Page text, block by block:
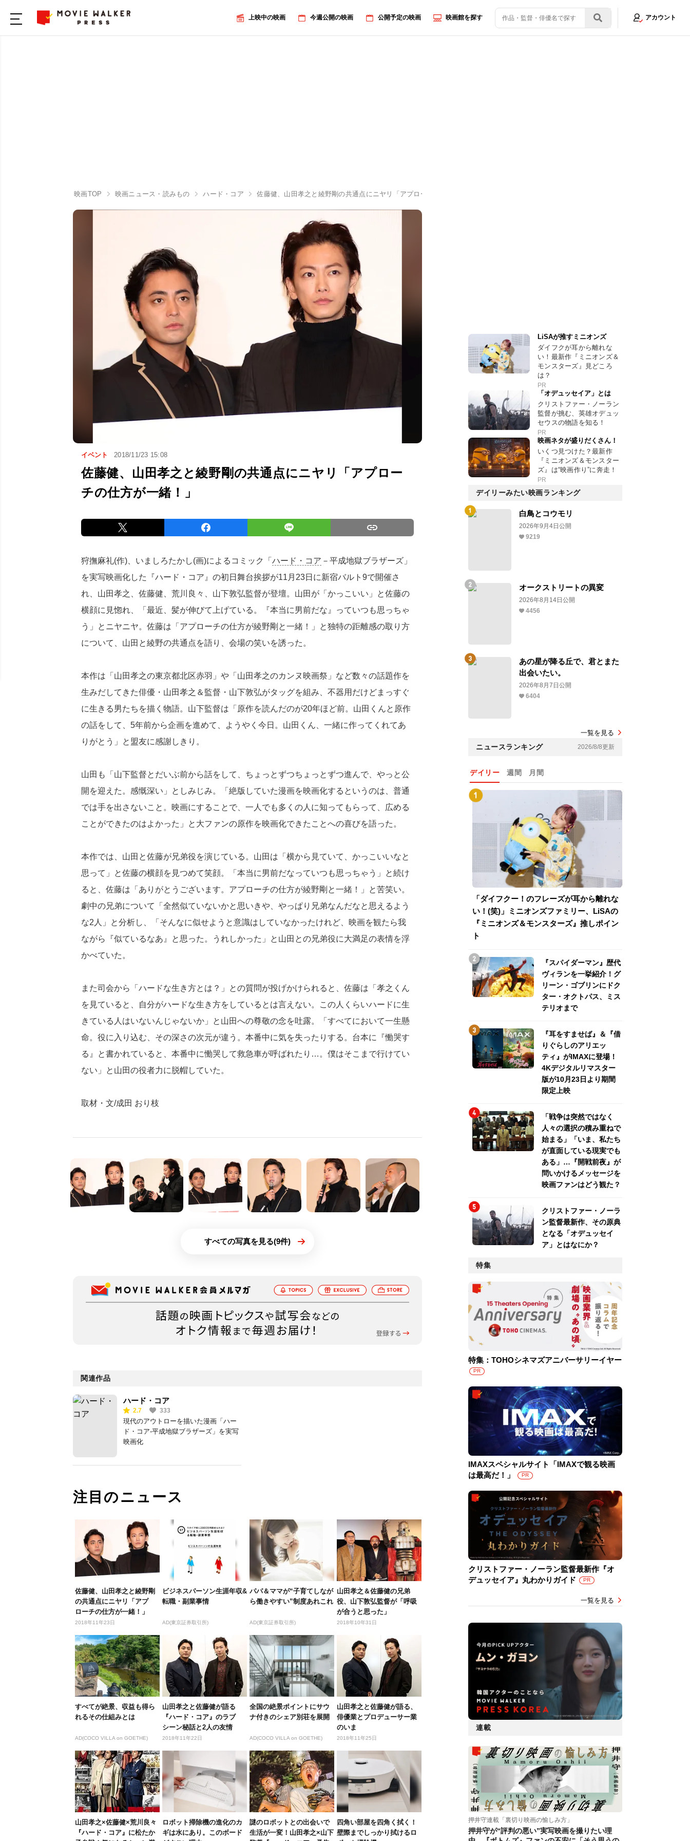
上映中の映画 今週公開の映画 公開予定の映画 映画館を探す アカウント
映画TOP 映画ニュース・読みもの ハード・コア 佐藤健、山田孝之と綾野剛の共通点にニヤリ「アプローチの仕方が一緒！」
イベント 2018/11/23 15:08
佐藤健、山田孝之と綾野剛の共通点にニヤリ「アプロー
チの仕方が一緒！」
狩撫麻礼(作)、いましろたかし(画)によるコミック「 ハード・コア －平成地獄ブラザーズ」
を実写映画化した『ハード・コア』の初日舞台挨拶が11月23日に新宿バルト9で開催さ
れ、山田孝之、佐藤健、荒川良々、山下敦弘監督が登壇。山田が「かっこいい」と佐藤の
横顔に見惚れ、「最近、髪が伸びて上げている。『本当に男前だな』っていつも思っちゃ
う」とニヤニヤ。佐藤は「アプローチの仕方が綾野剛と一緒！」と独特の距離感の取り方
について、山田と綾野の共通点を語り、会場の笑いを誘った。
本作は「山田孝之の東京都北区赤羽」や「山田孝之のカンヌ映画祭」など数々の話題作を
生みだしてきた俳優・山田孝之＆監督・山下敦弘がタッグを組み、不器用だけどまっすぐ
に生きる男たちを描く物語。山下監督は「原作を読んだのが20年ほど前。山田くんと原作
の話をして、5年前から企画を進めて、ようやく今日。山田くん、一緒に作ってくれてあ
りがとう」と盟友に感謝しきり。
山田も「山下監督とだいぶ前から話をして、ちょっとずつちょっとずつ進んで、やっと公
開を迎えた。感慨深い」としみじみ。「絶版していた漫画を映画化するというのは、普通
では手を出さないこと。映画にすることで、一人でも多くの人に知ってもらって、広める
ことができたのはよかった」と大ファンの原作を映画化できたことへの喜びを語った。
本作では、山田と佐藤が兄弟役を演じている。山田は「横から見ていて、かっこいいなと
思って」と佐藤の横顔を見つめて笑顔。「本当に男前だなっていつも思っちゃう」と続け
ると、佐藤は「ありがとうございます。アプローチの仕方が綾野剛と一緒！」と苦笑い。
劇中の兄弟について「全然似ていないかと思いきや、やっぱり兄弟なんだなと思えるよう
な2人」と分析し、「そんなに似せようと意識はしていなかったけれど、映画を観たら我
ながら『似ているなあ』と思った。うれしかった」と山田との兄弟役に大満足の表情を浮
かべていた。
また司会から「ハードな生き方とは？」との質問が投げかけられると、佐藤は「孝之くん
を見ていると、自分がハードな生き方をしているとは言えない。この人くらいハードに生
きている人はいないんじゃないか」と山田への尊敬の念を吐露。「すべてにおいて一生懸
命。役に入り込む、その深さの次元が違う。本番中に気を失ったりする。台本に『慟哭す
る』と書かれていると、本番中に慟哭して救急車が呼ばれたり…。僕はそこまで行けてい
ない」と山田の役者力に脱帽していた。
取材・文/成田 おり枝
すべての写真を見る(9件)
関連作品
ハード・コア
2.7 333
現代のアウトローを描いた漫画「ハー
ド・コア-平成地獄ブラザーズ」を実写
映画化
注目のニュース
佐藤健、山田孝之と綾野剛
の共通点にニヤリ「アプ
ローチの仕方が一緒！」
2018年11年23日
ビジネスパーソン生涯年収&
転職・副業事情
AD(東京証券取引所)
パパ＆ママが“子育てしなが
ら働きやすい”制度あれこれ
AD(東京証券取引所)
山田孝之＆佐藤健の兄弟
役、山下敦弘監督が「呼吸
が合うと思った」
2018年10年31日
すべてが絶景、収益も得ら
れるその仕組みとは
AD(COCO VILLA on GOETHE)
山田孝之と佐藤健が語る
『ハード・コア』のラブ
シーン秘話と2人の友情
2018年11年22日
全国の絶景ポイントにサウ
ナ付きのシェア別荘を展開
AD(COCO VILLA on GOETHE)
山田孝之と佐藤健が語る、
俳優業とプロデューサー業
のいま
2018年11年25日
山田孝之×佐藤健×荒川良々
『ハード・コア』に松たか
ロボット掃除機の進化のカ
ギは水にあり。このボード
謎のロボットとの出会いで
生活が一変！山田孝之×山下
四角い部屋を四角く拭く！
壁際までしっかり拭けるロ
LiSAが推すミニオンズ
ダイフクが耳から離れな
い！最新作『ミニオンズ＆
モンスターズ』見どころ
は？
PR
「オデュッセイア」とは
クリストファー・ノーラン
監督が挑む、英雄オデュッ
セウスの物語を知る！
PR
映画ネタが盛りだくさん！
いくつ見つけた？最新作
『ミニオンズ＆モンスター
ズ』は“映画作り”に奔走！
PR
デイリーみたい映画ランキング
白鳥とコウモリ
2026年9月4日公開
9219
オークストリートの異変
2026年8月14日公開
4456
あの星が降る丘で、君とまた
出会いたい。
2026年8月7日公開
6404
一覧を見る
ニュースランキング 2026/8/8更新
デイリー 週間 月間
「ダイフクー！のフレーズが耳から離れな
い！(笑)」ミニオンズファミリー、LiSAの
『ミニオンズ＆モンスターズ』推しポイン
ト
『スパイダーマン』歴代
ヴィランを一挙紹介！グ
リーン・ゴブリンにドク
ター・オクトパス、ミス
テリオまで
『耳をすませば』＆『借
りぐらしのアリエッ
ティ』がIMAXに登場！
4Kデジタルリマスター
版が10月23日より期間
限定上映
「戦争は突然ではなく
人々の選択の積み重ねで
始まる」「いま、私たち
が直面している現実でも
ある」…『開戦前夜』が
問いかけるメッセージを
映画ファンはどう観た？
クリストファー・ノーラ
ン監督最新作、その原典
となる「オデュッセイ
ア」とはなにか？
特集
特集：TOHOシネマズアニバーサリーイヤー
PR
IMAXスペシャルサイト「IMAXで観る映画
は最高だ！」
PR
クリストファー・ノーラン監督最新作『オ
デュッセイア』丸わかりガイド
PR
一覧を見る
連載
押井守連載「裏切り映画の愉しみ方」
押井守が“評判の悪い”実写映画を撮りたい理